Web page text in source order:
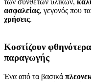
των σύνθετων υλικών,
ασφαλείας, γεγονός που
χρήσεις.
Κοστίζουν
παραγωγής
Ένα από τα βασικά